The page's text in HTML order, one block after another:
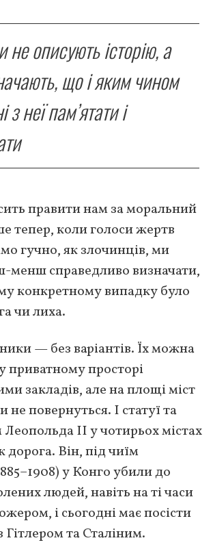
описують історію, а
що і яким чином
неї пам’ятати і
правити нам за моральний
тепер, коли голоси жертв
гучно, як злочинців, ми
менш справедливо визначати,
конкретному випадку було
чи лиха.
— без варіантів. Їх можна
приватному просторі
закладів, але на площі міст
не повернуться. І статуї та
ІІ у чотирьох містах
дорога. Він, під чиїм
у Конго убили до
людей, навіть на ті часи
і сьогодні має посісти
Гітлером та Сталіним.